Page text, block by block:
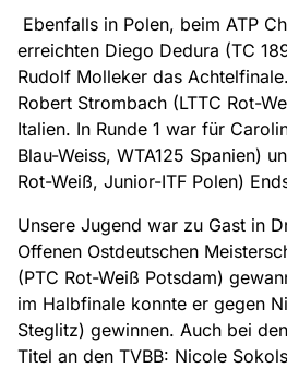
Ebenfalls in Polen, beim ATP
erreichten Diego Dedura (TC
Rudolf Molleker das
Robert Strombach (LTTC Rot-
Italien. In Runde 1 war für
Blau-Weiss, WTA125 Spanien)
Rot-Weiß, Junior-ITF Polen)
Unsere Jugend war zu Gast in
Offenen Ostdeutschen
(PTC Rot-Weiß Potsdam)
im Halbfinale konnte er gegen
Steglitz) gewinnen. Auch bei
Titel an den TVBB: Nicole